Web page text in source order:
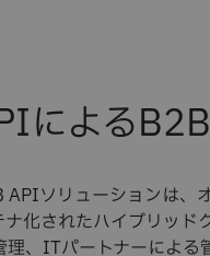
による
ソリューションは、
ナ化されたハイブリッド
理、ITパートナーによ